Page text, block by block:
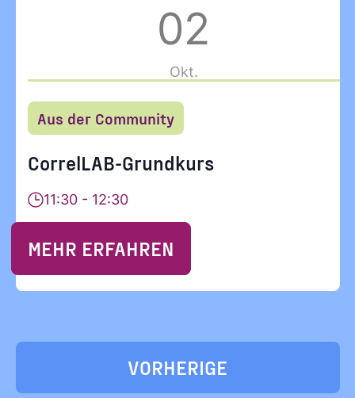
02
Okt.
Aus der Community
CorrelLAB-Grundkurs
11:30 - 12:30
MEHR ERFAHREN
VORHERIGE